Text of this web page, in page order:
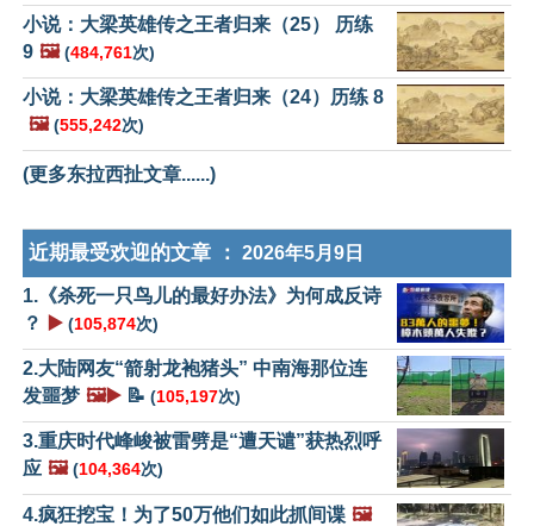
小说：大梁英雄传之王者归来（25） 历练
9 🖼️ (484,761次)
小说：大梁英雄传之王者归来（24）历练 8
🖼️ (555,242次)
(更多东拉西扯文章......)
近期最受欢迎的文章 ： 2026年5月9日
1.《杀死一只鸟儿的最好办法》为何成反诗
？
▶️ (105,874次)
2.大陆网友“箭射龙袍猪头” 中南海那位连
发噩梦 🖼️▶️ 📝 (105,197次)
3.重庆时代峰峻被雷劈是“遭天谴”获热烈呼
应 🖼️ (104,364次)
4.疯狂挖宝！为了50万他们如此抓间谍 🖼️